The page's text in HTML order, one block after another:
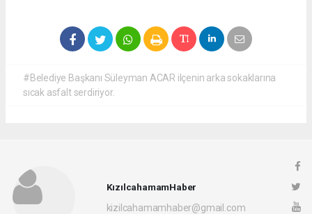
#Belediye Başkanı Süleyman ACAR ilçenin arka sokaklarına
sıcak asfalt serdiriyor.
KızılcahamamHaber
kizilcahamamhaber@gmail.com